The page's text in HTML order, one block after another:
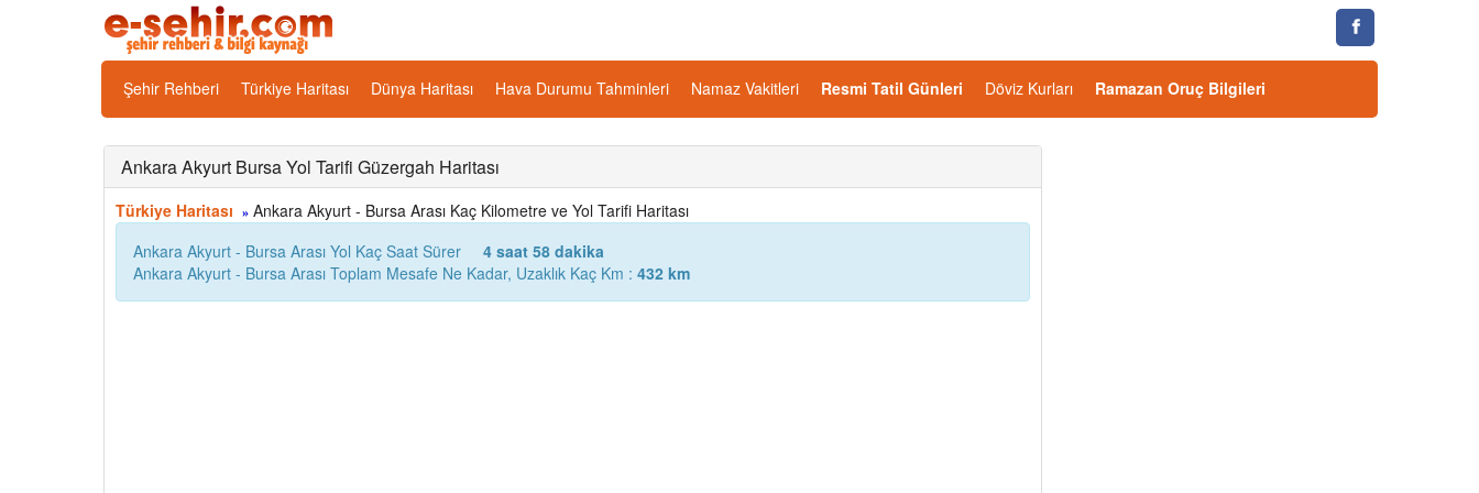
Şehir Rehberi Türkiye Haritası Dünya Haritası Hava Durumu Tahminleri Namaz Vakitleri Resmi Tatil Günleri Döviz Kurları Ramazan Oruç Bilgileri
Ankara Akyurt Bursa Yol Tarifi Güzergah Haritası
Türkiye Haritası » Ankara Akyurt - Bursa Arası Kaç Kilometre ve Yol Tarifi Haritası
Ankara Akyurt - Bursa Arası Yol Kaç Saat Sürer
4 saat 58 dakika
Ankara Akyurt - Bursa Arası Toplam Mesafe Ne Kadar, Uzaklık Kaç Km : 432 km